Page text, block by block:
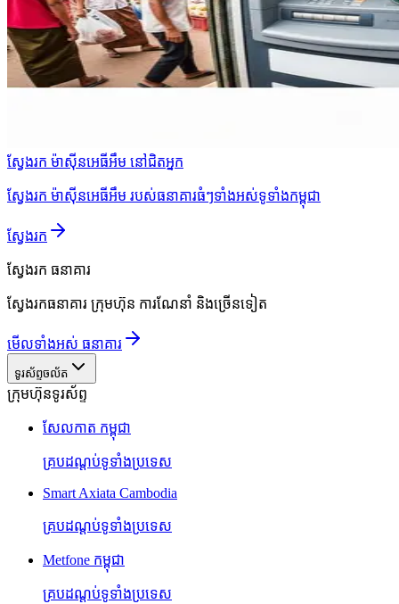
ស្វែងរក ម៉ាស៊ីនអេធីអឹម នៅជិតអ្នក
ស្វែងរក ម៉ាស៊ីនអេធីអឹម របស់ធនាគារធំៗទាំងអស់ទូទាំងកម្ពុជា
ស្វែងរក
ស្វែងរក ធនាគារ
ស្វែងរកធនាគារ ក្រុមហ៊ុន ការណែនាំ និងច្រើនទៀត
មើលទាំងអស់ ធនាគារ
ទូរស័ព្ទចល័ត
ក្រុមហ៊ុនទូរស័ព្ទ
សែលកាត កម្ពុជា
គ្របដណ្តប់ទូទាំងប្រទេស
Smart Axiata Cambodia
គ្របដណ្តប់ទូទាំងប្រទេស
Metfone កម្ពុជា
គ្របដណ្តប់ទូទាំងប្រទេស